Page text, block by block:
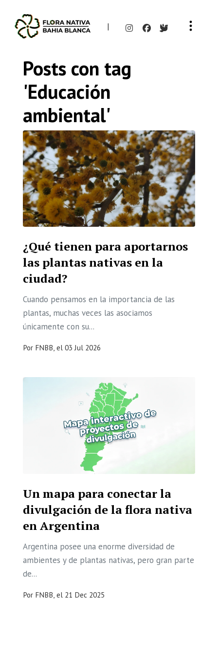
|
Posts con tag
'Educación
ambiental'
¿Qué tienen para aportarnos
las plantas nativas en la
ciudad?
Cuando pensamos en la importancia de las
plantas, muchas veces las asociamos
únicamente con su...
Por FNBB, el03 Jul 2026
Un mapa para conectar la
divulgación de la flora nativa
en Argentina
Argentina posee una enorme diversidad de
ambientes y de plantas nativas, pero gran parte
de...
Por FNBB, el 21 Dec 2025